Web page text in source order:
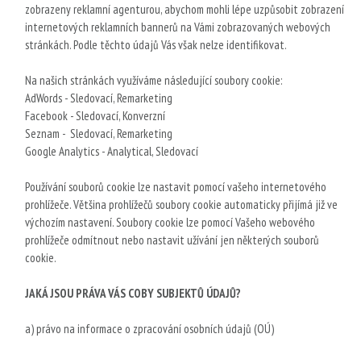
zobrazeny reklamní agenturou, abychom mohli lépe uzpůsobit zobrazení
internetových reklamních bannerů na Vámi zobrazovaných webových
stránkách. Podle těchto údajů Vás však nelze identifikovat.
Na našich stránkách využíváme následující soubory cookie:
AdWords - Sledovací, Remarketing
Facebook - Sledovací, Konverzní
Seznam - Sledovací, Remarketing
Google Analytics - Analytical, Sledovací
Používání souborů cookie lze nastavit pomocí vašeho internetového
prohlížeče. Většina prohlížečů soubory cookie automaticky přijímá již ve
výchozím nastavení. Soubory cookie lze pomocí Vašeho webového
prohlížeče odmítnout nebo nastavit užívání jen některých souborů
cookie.
JAKÁ JSOU PRÁVA VÁS COBY SUBJEKTŮ ÚDAJŮ?
a) právo na informace o zpracování osobních údajů (OÚ)